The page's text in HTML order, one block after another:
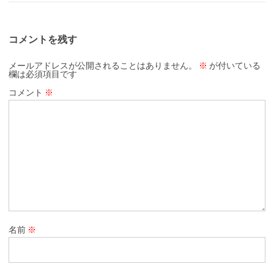
コメントを残す
メールアドレスが公開されることはありません。 ※ が付いている
欄は必須項目です
コメント ※
名前 ※